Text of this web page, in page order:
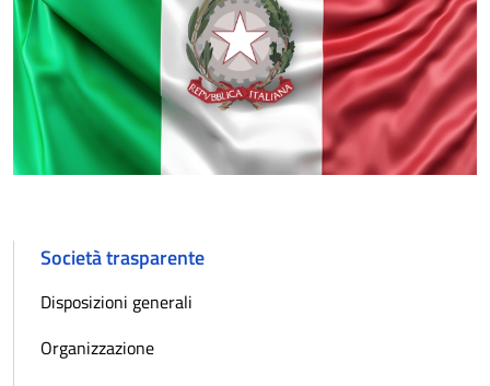
Società trasparente
Disposizioni generali
Organizzazione